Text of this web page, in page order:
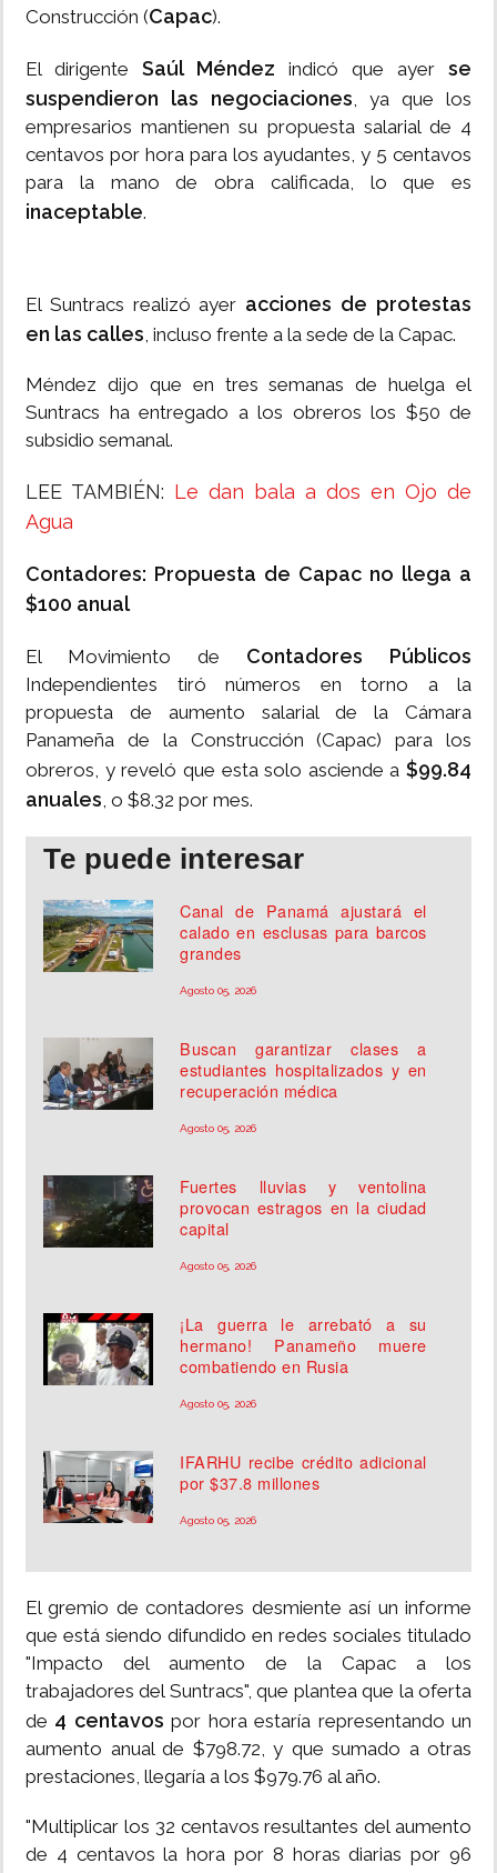
Construcción (Capac).
El dirigente Saúl Méndez indicó que ayer se
suspendieron las negociaciones, ya que los
empresarios mantienen su propuesta salarial de 4
centavos por hora para los ayudantes, y 5 centavos
para la mano de obra calificada, lo que es
inaceptable.
El Suntracs realizó ayer acciones de protestas
en las calles, incluso frente a la sede de la Capac.
Méndez dijo que en tres semanas de huelga el
Suntracs ha entregado a los obreros los $50 de
subsidio semanal.
LEE TAMBIÉN: Le dan bala a dos en Ojo de
Agua
Contadores: Propuesta de Capac no llega a
$100 anual
El Movimiento de Contadores Públicos
Independientes tiró números en torno a la
propuesta de aumento salarial de la Cámara
Panameña de la Construcción (Capac) para los
obreros, y reveló que esta solo asciende a $99.84
anuales, o $8.32 por mes.
Te puede interesar
Canal de Panamá ajustará el
calado en esclusas para barcos
grandes
Agosto 05, 2026
Buscan garantizar clases a
estudiantes hospitalizados y en
recuperación médica
Agosto 05, 2026
Fuertes lluvias y ventolina
provocan estragos en la ciudad
capital
Agosto 05, 2026
¡La guerra le arrebató a su
hermano! Panameño muere
combatiendo en Rusia
Agosto 05, 2026
IFARHU recibe crédito adicional
por $37.8 millones
Agosto 05, 2026
El gremio de contadores desmiente así un informe
que está siendo difundido en redes sociales titulado
"Impacto del aumento de la Capac a los
trabajadores del Suntracs", que plantea que la oferta
de 4 centavos por hora estaría representando un
aumento anual de $798.72, y que sumado a otras
prestaciones, llegaría a los $979.76 al año.
"Multiplicar los 32 centavos resultantes del aumento
de 4 centavos la hora por 8 horas diarias por 96